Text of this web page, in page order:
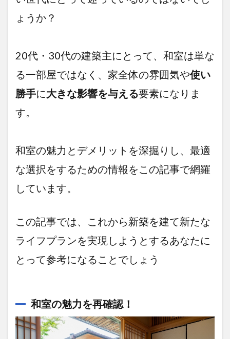
メリ
ット
は
和室
を取
れる
新築
20
和室
て分
かっ
たメ
リッ
ト
間
は、
父親
との
ょうか？
20代・30代の建築主にとって、和室は単な
る一部屋ではなく、家全体の雰囲気や使い
勝手に大きな影響を与える要素になりま
す。
和室の魅力とデメリットを深掘りし、最適
な選択をするための情報をこの記事で網羅
しています。
この記事では、これから新築を建て新たな
ライフプランを実現しようとするあなたに
とって参考になることでしょう
和室の魅力を再確認！